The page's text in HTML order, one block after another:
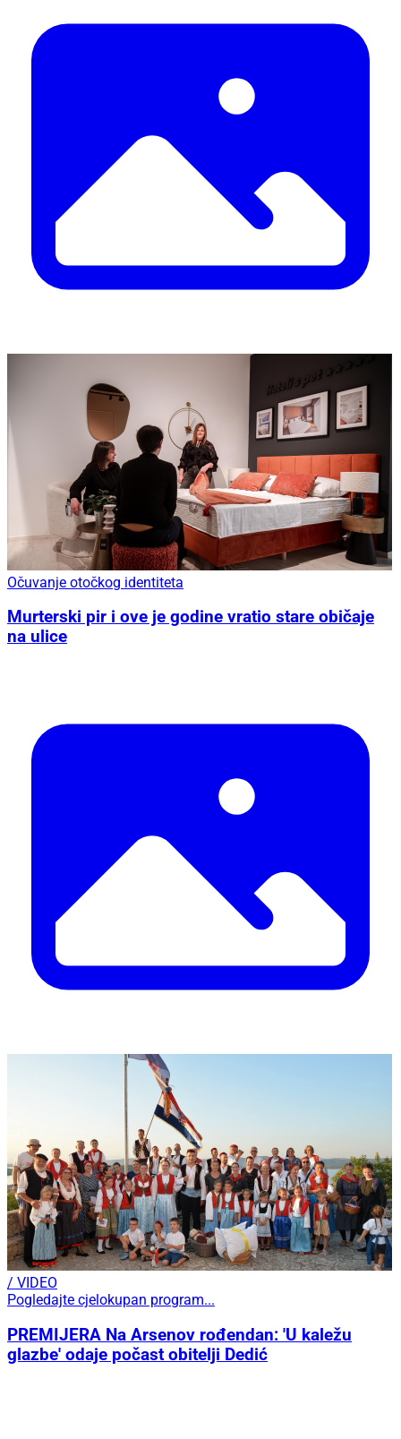
Očuvanje otočkog identiteta
Murterski pir i ove je godine vratio stare običaje
na ulice
/ VIDEO
Pogledajte cjelokupan program...
PREMIJERA Na Arsenov rođendan: 'U kaležu
glazbe' odaje počast obitelji Dedić